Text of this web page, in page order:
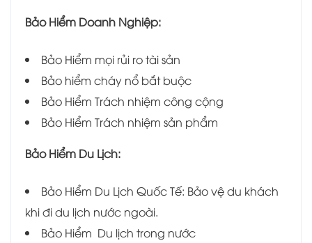
Bảo Hiểm Doanh Nghiệp:
Bảo Hiểm mọi rủi ro tài sản
Bảo hiểm cháy nổ bắt buộc
Bảo Hiểm Trách nhiệm công cộng
Bảo Hiểm Trách nhiệm sản phẩm
Bảo Hiểm Du Lịch:
Bảo Hiểm Du Lịch Quốc Tế: Bảo vệ du khách
khi đi du lịch nước ngoài.
Bảo Hiểm Du lịch trong nước